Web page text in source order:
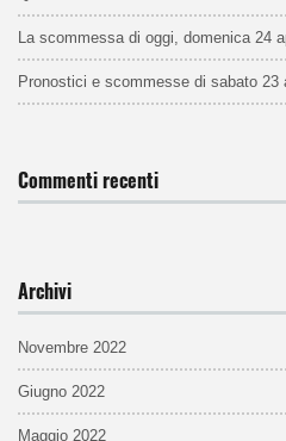
La scommessa di oggi, domenica 24
Pronostici e scommesse di sabato 23
Commenti recenti
Archivi
Novembre 2022
Giugno 2022
Maggio 2022